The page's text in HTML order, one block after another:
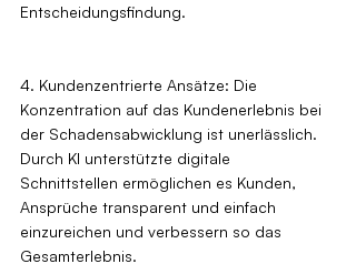
Entscheidungsfindung.
4. Kundenzentrierte Ansätze: Die
Konzentration auf das Kundenerlebnis bei
der Schadensabwicklung ist unerlässlich.
Durch KI unterstützte digitale
Schnittstellen ermöglichen es Kunden,
Ansprüche transparent und einfach
einzureichen und verbessern so das
Gesamterlebnis.